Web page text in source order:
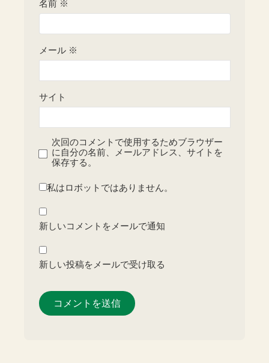
名前 ※
メール ※
サイト
次回のコメントで使用するためブラウザー
に自分の名前、メールアドレス、サイトを
保存する。
私はロボットではありません。
新しいコメントをメールで通知
新しい投稿をメールで受け取る